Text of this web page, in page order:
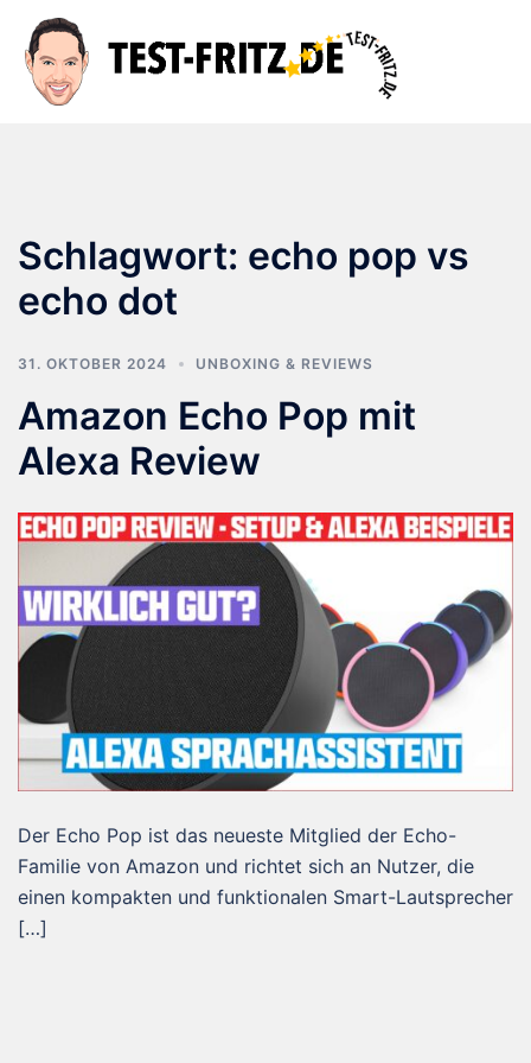
Inhalt
springen
Schlagwort: echo pop vs
echo dot
31. OKTOBER 2024 UNBOXING & REVIEWS
Amazon Echo Pop mit
Alexa Review
Der Echo Pop ist das neueste Mitglied der Echo-
Familie von Amazon und richtet sich an Nutzer, die
einen kompakten und funktionalen Smart-Lautsprecher
[…]